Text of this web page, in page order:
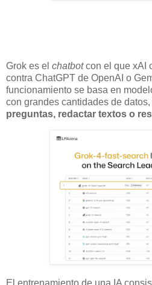
Grok es el chatbotcon el que xAI
contra ChatGPT de OpenAI o
funcionamiento se basa en
con grandes cantidades de
preguntas, redactar textos o
El entrenamiento de una IA